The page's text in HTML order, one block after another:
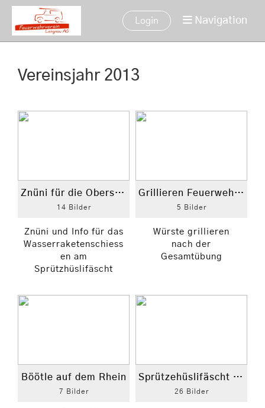
Login Navigation
Vereinsjahr 2013
Znüni für die Oberstufe
14 Bilder
Znüni und Info für das
Wasserraketenschiess
en am
Sprützhüslifäscht
Grillieren Feuerwehr Surbtal
5 Bilder
Würste grillieren
nach der
Gesamtübung
Böötle auf dem Rhein
7 Bilder
Sprützehüslifäscht 2013
26 Bilder